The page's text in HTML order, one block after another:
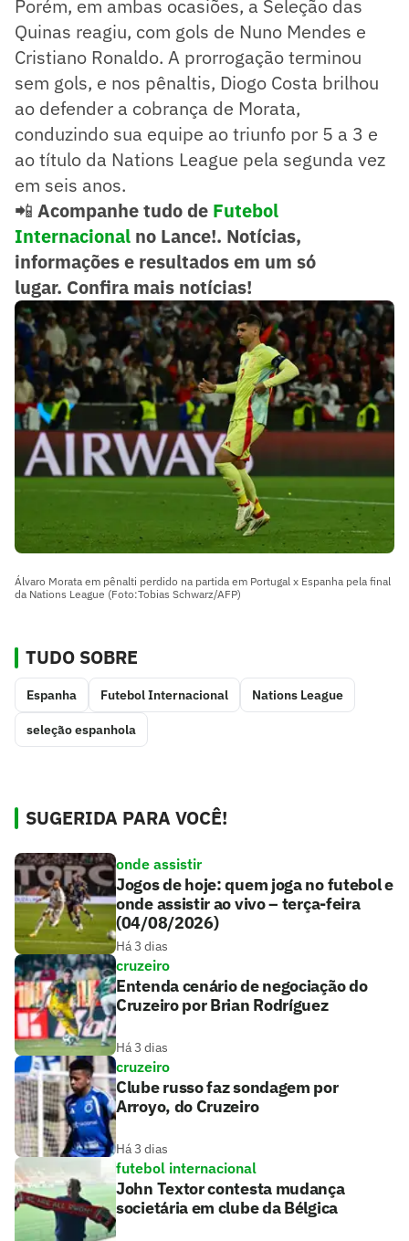
Porém, em ambas ocasiões, a Seleção das
Quinas reagiu, com gols de Nuno Mendes e
Cristiano Ronaldo. A prorrogação terminou
sem gols, e nos pênaltis, Diogo Costa brilhou
ao defender a cobrança de Morata,
conduzindo sua equipe ao triunfo por 5 a 3 e
ao título da Nations League pela segunda vez
em seis anos.
📲 Acompanhe tudo de Futebol
Internacional no Lance!. Notícias,
informações e resultados em um só
lugar. Confira mais notícias!
Álvaro Morata em pênalti perdido na partida em Portugal x Espanha pela final
da Nations League (Foto:Tobias Schwarz/AFP)
TUDO SOBRE
Espanha Futebol Internacional Nations League
seleção espanhola
SUGERIDA PARA VOCÊ!
onde assistir
Jogos de hoje: quem joga no futebol e
onde assistir ao vivo – terça-feira
(04/08/2026)
Há 3 dias
cruzeiro
Entenda cenário de negociação do
Cruzeiro por Brian Rodríguez
Há 3 dias
cruzeiro
Clube russo faz sondagem por
Arroyo, do Cruzeiro
Há 3 dias
futebol internacional
John Textor contesta mudança
societária em clube da Bélgica